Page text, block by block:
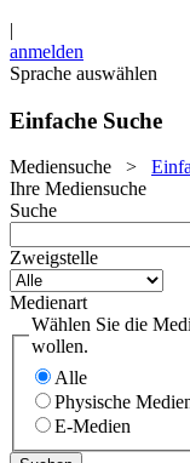
|
anmelden
Sprache auswählen
Einfache Suche
Mediensuche >
Ihre Mediensuche
Suche
Zweigstelle
Medienart
Wählen Sie die
wollen.
Alle
Physische
E-Medien